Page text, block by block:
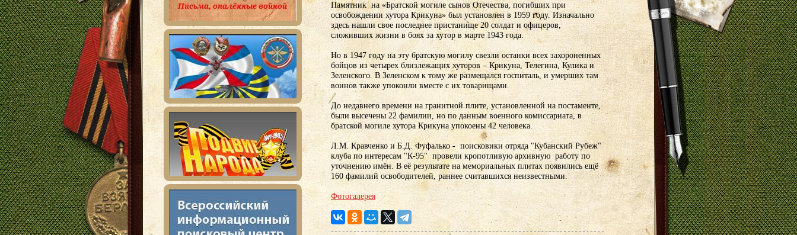
Памятник на «Братской могиле сынов Отечества, погибших при
освобождении хутора Крикуна» был установлен в 1959 году. Изначально
здесь нашли свое последнее пристанище 20 солдат и офицеров,
сложивших жизни в боях за хутор в марте 1943 года.
Но в 1947 году на эту братскую могилу свезли останки всех захороненных
бойцов из четырех близлежащих хуторов – Крикуна, Телегина, Кулика и
Зеленского. В Зеленском к тому же размещался госпиталь, и умерших там
воинов также упокоили вместе с их товарищами.
До недавнего времени на гранитной плите, установленной на постаменте,
были высечены 22 фамилии, но по данным военного комиссариата, в
братской могиле хутора Крикуна упокоены 42 человека.
Л.М. Кравченко и Б.Д. Фуфалько - поисковики отряда "Кубанский Рубеж"
клуба по интересам "К-95" провели кропотливую архивную работу по
уточнению имён. В её результате на мемориальных плитах появились ещё
160 фамилий освободителей, раннее считавшихся неизвестными.
Фотогалерея